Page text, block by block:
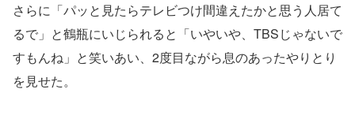
さらに「パッと見たらテレビつけ間違えたかと思う人居て
るで」と鶴瓶にいじられると「いやいや、TBSじゃないで
すもんね」と笑いあい、2度目ながら息のあったやりとり
を見せた。